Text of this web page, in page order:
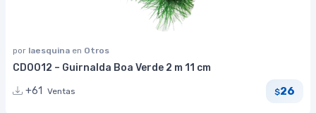
por laesquina en Otros
CD0012 – Guirnalda Boa Verde 2 m 11 cm
+61 Ventas $26